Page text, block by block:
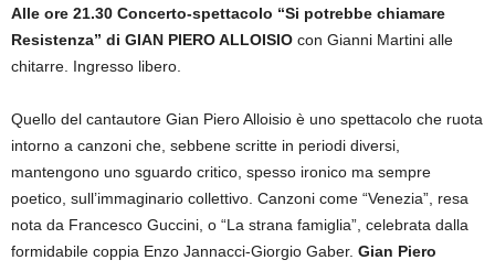
Alle ore 21.30 Concerto-spettacolo “Si potrebbe chiamare
Resistenza” di GIAN PIERO ALLOISIO con Gianni Martini alle
chitarre. Ingresso libero.
Quello del cantautore Gian Piero Alloisio è uno spettacolo che ruota
intorno a canzoni che, sebbene scritte in periodi diversi,
mantengono uno sguardo critico, spesso ironico ma sempre
poetico, sull’immaginario collettivo. Canzoni come “Venezia”, resa
nota da Francesco Guccini, o “La strana famiglia”, celebrata dalla
formidabile coppia Enzo Jannacci-Giorgio Gaber. Gian Piero